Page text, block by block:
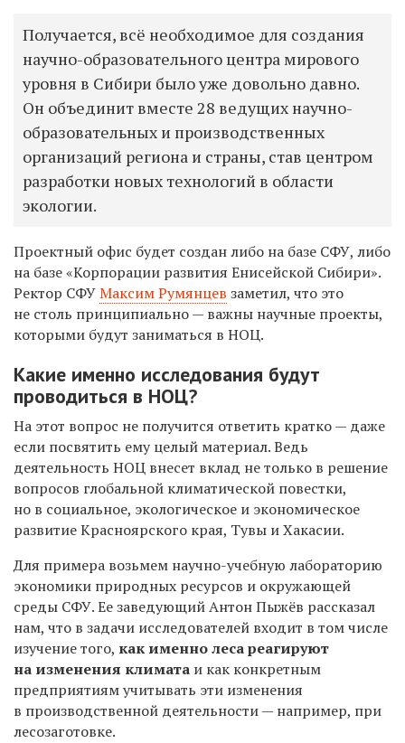
Получается, всё необходимое для создания
научно-образовательного центра мирового
уровня в Сибири было уже довольно давно.
Он объединит вместе 28 ведущих научно-
образовательных и производственных
организаций региона и страны, став центром
разработки новых технологий в области
экологии.
Проектный офис будет создан либо на базе СФУ, либо
на базе «Корпорации развития Енисейской Сибири».
Ректор СФУМаксим Румянцев заметил, что это
не столь принципиально — важны научные проекты,
которыми будут заниматься в НОЦ.
Какие именно исследования будут
проводиться в НОЦ?
На этот вопрос не получится ответить кратко — даже
если посвятить ему целый материал. Ведь
деятельность НОЦ внесет вклад не только в решение
вопросов глобальной климатической повестки,
но в социальное, экологическое и экономическое
развитие Красноярского края, Тувы и Хакасии.
Для примера возьмем научно-учебную лабораторию
экономики природных ресурсов и окружающей
среды СФУ. Ее заведующийАнтон Пыжёв рассказал
нам, что в задачи исследователей входит в том числе
изучение того, как именно леса реагируют
на изменения климата и как конкретным
предприятиям учитывать эти изменения
в производственной деятельности — например, при
лесозаготовке.